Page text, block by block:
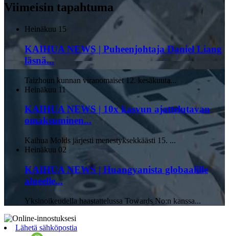
Viimeisin tapahtuma
Heinäkuu 15
KAIHUA NEWS | Puheenjohtaja Daniel Liang
läsnä...
Taizhoun kunnan viranomaiset 12. kesäkuuta...
Heinäkuu 11
KAIHUA NEWS | 10x kasvun ajattelutavan
omaksuminen...
Kaihua Molds järjesti menestyksekkäästi 15. ...
Heinäkuu 02
KAIHUA NEWS | Huangyanista globaalille
alueelle...
Yksinoikeudella haastattelussa Towards No:n kanssa...
Lähetä sähköpostia